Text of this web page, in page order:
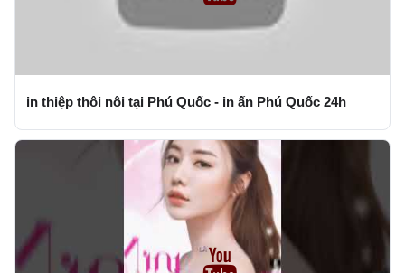
in thiệp thôi nôi tại Phú Quốc - in ấn Phú Quốc 24h